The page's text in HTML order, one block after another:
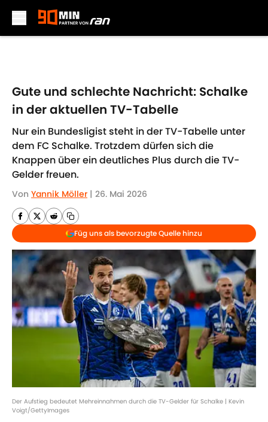
Gute und schlechte Nachricht: Schalke
in der aktuellen TV-Tabelle
Nur ein Bundesligist steht in der TV-Tabelle unter
dem FC Schalke. Trotzdem dürfen sich die
Knappen über ein deutliches Plus durch die TV-
Gelder freuen.
Von Yannik Möller | 26. Mai 2026
Füg uns als bevorzugte Quelle hinzu
Der Aufstieg bedeutet Mehreinnahmen durch die TV-Gelder für Schalke | Kevin
Voigt/GettyImages